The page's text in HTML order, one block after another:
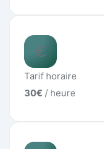
Tarif horaire
30€ / heure